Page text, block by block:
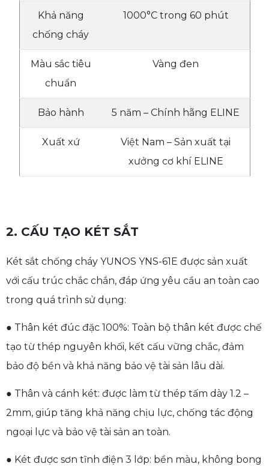
Khả năng
chống cháy
1000°C trong 60 phút
Màu sắc tiêu
chuẩn
Vàng đen
Bảo hành 5 năm – Chính hãng ELINE
Xuất xứ
Việt Nam – Sản xuất tại
xưởng cơ khí ELINE
2. CẤU TẠO KÉT SẮT
Két sắt chống cháy YUNOS YNS-61E được sản xuất
với cấu trúc chắc chắn, đáp ứng yêu cầu an toàn cao
trong quá trình sử dụng:
● Thân két đúc đặc 100%: Toàn bộ thân két được chế
tạo từ thép nguyên khối, kết cấu vững chắc, đảm
bảo độ bền và khả năng bảo vệ tài sản lâu dài.
● Thân và cánh két: được làm từ thép tấm dày 1.2 –
2mm, giúp tăng khả năng chịu lực, chống tác động
ngoại lực và bảo vệ tài sản an toàn.
● Két được sơn tĩnh điện 3 lớp: bền màu, không bong